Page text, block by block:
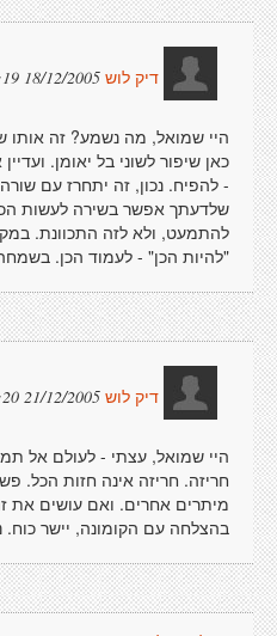
דיק לוש 18/12/2005 00:28:19
היי שמואל, מה נשמע? זה אותו
כאן שיפור לשוני בל יאומן.
שלדעתך אפשר בשירה לעשות
להתמעט, ולא לזה התכוונת.
"להיות הכן" - לעמוד הכן.
דיק לוש 21/12/2005 17:16:20
היי שמואל, עצתי - לעולם אל
חריזה. חריזה אינה חזות הכל.
מיתרים אחרים. ואם עושים את
בהצלחה עם הקומונה, יישר כוח.